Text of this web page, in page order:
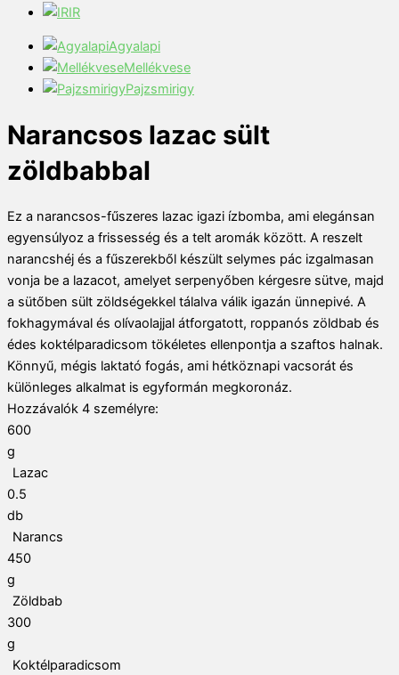
IR
Agyalapi
Mellékvese
Pajzsmirigy
Narancsos lazac sült
zöldbabbal
Ez a narancsos-fűszeres lazac igazi ízbomba, ami elegánsan
egyensúlyoz a frissesség és a telt aromák között. A reszelt
narancshéj és a fűszerekből készült selymes pác izgalmasan
vonja be a lazacot, amelyet serpenyőben kérgesre sütve, majd
a sütőben sült zöldségekkel tálalva válik igazán ünnepivé. A
fokhagymával és olívaolajjal átforgatott, roppanós zöldbab és
édes koktélparadicsom tökéletes ellenpontja a szaftos halnak.
Könnyű, mégis laktató fogás, ami hétköznapi vacsorát és
különleges alkalmat is egyformán megkoronáz.
Hozzávalók 4 személyre:
600
g
Lazac
0.5
db
Narancs
450
g
Zöldbab
300
g
Koktélparadicsom